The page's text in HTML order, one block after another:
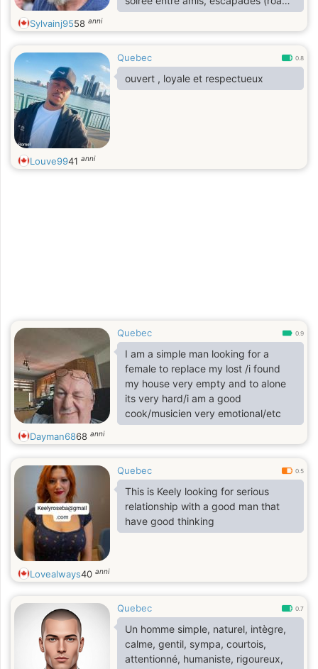
trips), resto, cinéma et passionné de
moto.
Sylvainj9558 anni
Quebec 0.8
ouvert , loyale et respectueux
Louve9941 anni
Quebec 0.9
I am a simple man looking for a
female to replace my lost /i found
my house very empty and to alone
its very hard/i am a good
cook/musicien very emotional/etc
Dayman6868 anni
Quebec 0.5
This is Keely looking for serious
relationship with a good man that
have good thinking
Lovealways40 anni
Quebec 0.7
Un homme simple, naturel, intègre,
calme, gentil, sympa, courtois,
attentionné, humaniste, rigoureux,